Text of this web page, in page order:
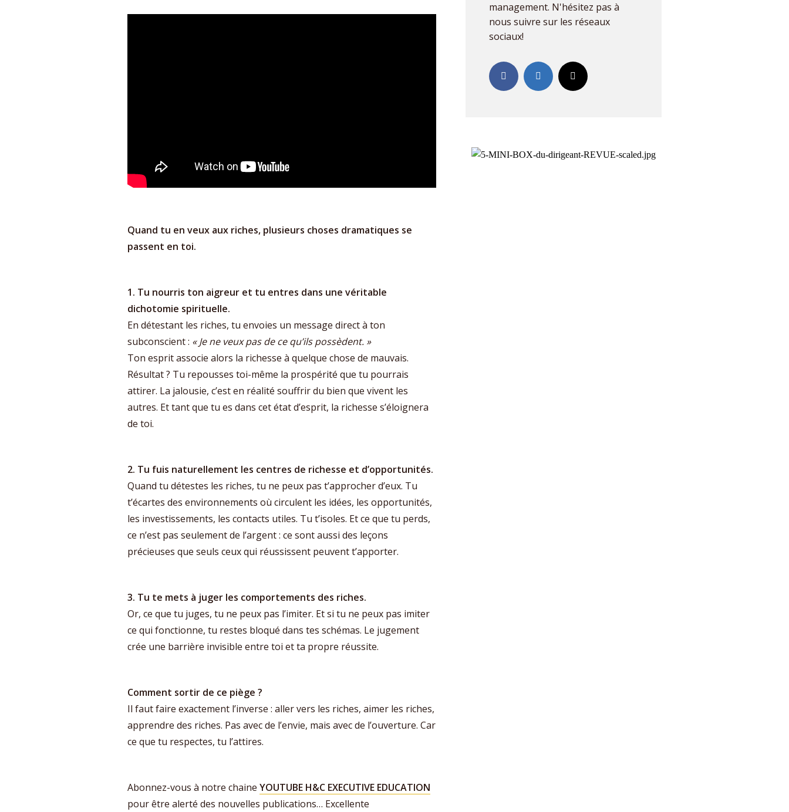
Quand tu en veux aux riches, plusieurs choses dramatiques se
passent en toi.
1. Tu nourris ton aigreur et tu entres dans une véritable
dichotomie spirituelle.
En détestant les riches, tu envoies un message direct à ton
subconscient : « Je ne veux pas de ce qu’ils possèdent. »
Ton esprit associe alors la richesse à quelque chose de mauvais.
Résultat ? Tu repousses toi-même la prospérité que tu pourrais
attirer. La jalousie, c’est en réalité souffrir du bien que vivent les
autres. Et tant que tu es dans cet état d’esprit, la richesse s’éloignera
de toi.
2. Tu fuis naturellement les centres de richesse et d’opportunités.
Quand tu détestes les riches, tu ne peux pas t’approcher d’eux. Tu
t’écartes des environnements où circulent les idées, les opportunités,
les investissements, les contacts utiles. Tu t’isoles. Et ce que tu perds,
ce n’est pas seulement de l’argent : ce sont aussi des leçons
précieuses que seuls ceux qui réussissent peuvent t’apporter.
3. Tu te mets à juger les comportements des riches.
Or, ce que tu juges, tu ne peux pas l’imiter. Et si tu ne peux pas imiter
ce qui fonctionne, tu restes bloqué dans tes schémas. Le jugement
crée une barrière invisible entre toi et ta propre réussite.
Comment sortir de ce piège ?
Il faut faire exactement l’inverse : aller vers les riches, aimer les riches,
apprendre des riches. Pas avec de l’envie, mais avec de l’ouverture. Car
ce que tu respectes, tu l’attires.
Abonnez-vous à notre chaine YOUTUBE H&C EXECUTIVE EDUCATION
pour être alerté des nouvelles publications… Excellente
management. N'hésitez pas à
nous suivre sur les réseaux
sociaux!